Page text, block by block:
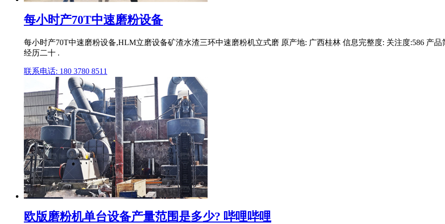
每小时产70T中速磨粉设备
每小时产70T中速磨粉设备,HLM立磨设备矿渣水渣三环中速磨粉机立式磨 原产地: 广西桂林 信息完整度: 关注度:586 产
经历二十 .
联系电话: 180 3780 8511
欧版磨粉机单台设备产量范围是多少? 哔哩哔哩